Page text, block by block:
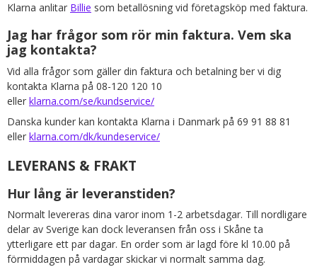
Klarna anlitar Billie som betallösning vid företagsköp med faktura.
Jag har frågor som rör min faktura. Vem ska
jag kontakta?
Vid alla frågor som gäller din faktura och betalning ber vi dig
kontakta Klarna på 08-120 120 10
eller klarna.com/se/kundservice/
Danska kunder kan kontakta Klarna i Danmark på 69 91 88 81
eller klarna.com/dk/kundeservice/
LEVERANS & FRAKT
Hur lång är leveranstiden?
Normalt levereras dina varor inom 1-2 arbetsdagar. Till nordligare
delar av Sverige kan dock leveransen från oss i Skåne ta
ytterligare ett par dagar. En order som är lagd före kl 10.00 på
förmiddagen på vardagar skickar vi normalt samma dag.